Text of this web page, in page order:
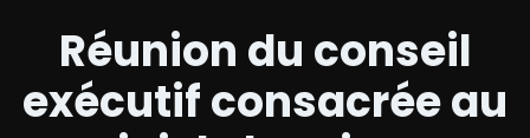
Réunion du conseil
exécutif consacrée au